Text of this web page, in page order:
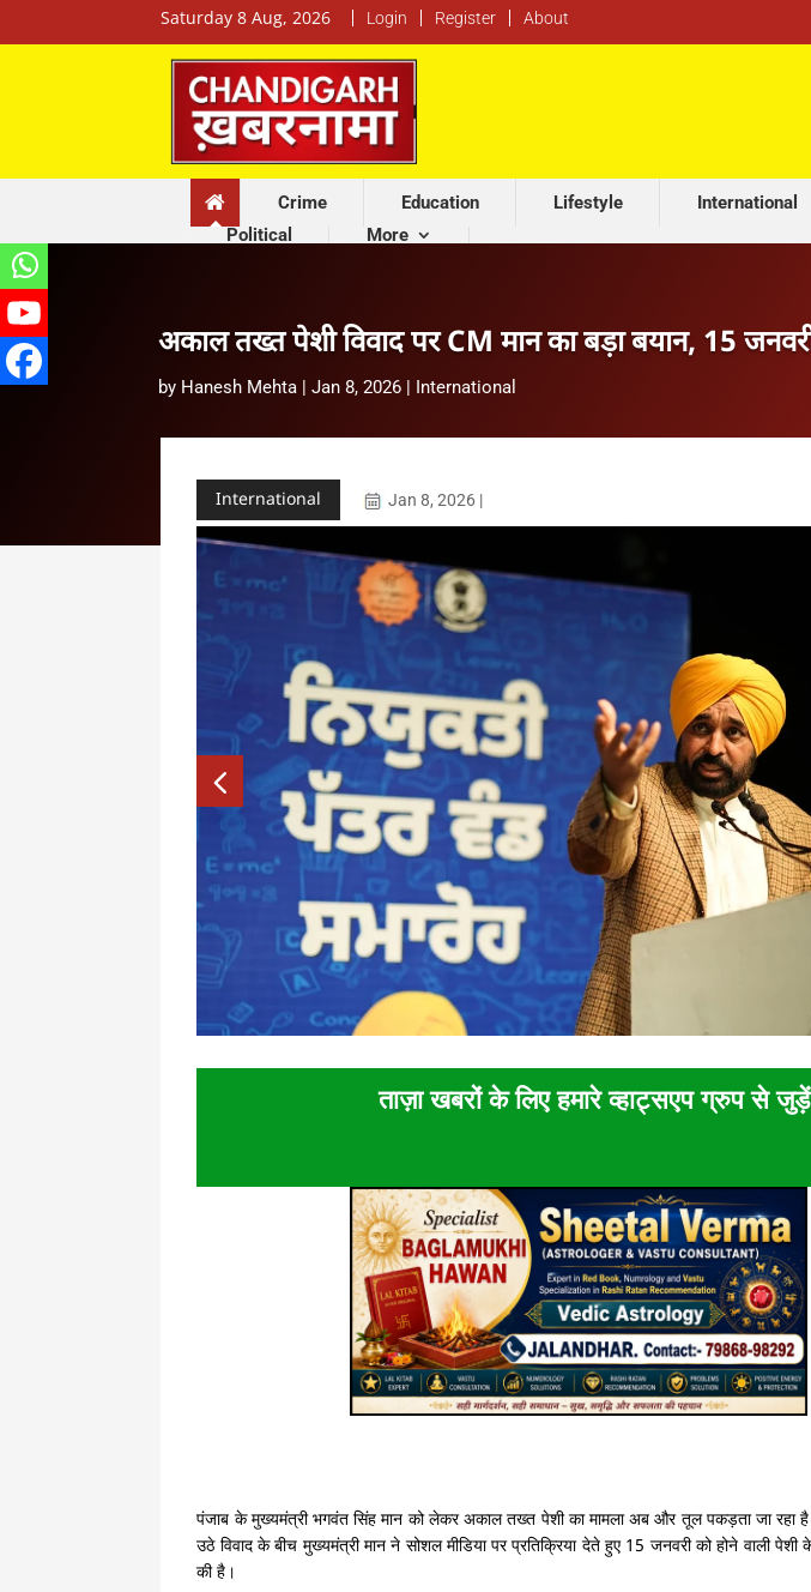
Saturday 8 Aug, 2026 Login Register About
Crime Education Lifestyle International
Political
More
अकाल तख्त पेशी विवाद पर CM मान का बड़ा बयान, 15
by Hanesh Mehta | Jan 8, 2026 | International
International Jan 8, 2026 |
ताज़ा खबरों के लिए हमारे व्हाट्सएप ग्रुप से
पंजाब के मुख्यमंत्री भगवंत सिंह मान को लेकर अकाल तख्त पेशी का मामला अब और तूल पकड़ता जा रहा
उठे विवाद के बीच मुख्यमंत्री मान ने सोशल मीडिया पर प्रतिक्रिया देते हुए 15 जनवरी को होने वाली पेशी
की है।